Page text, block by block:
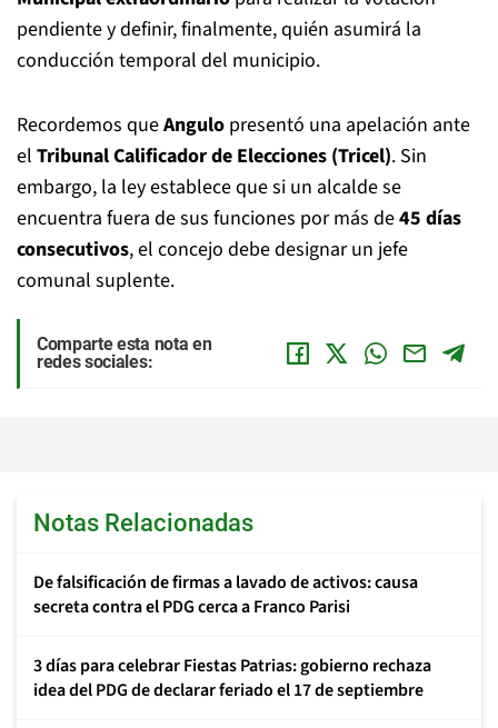
pendiente y definir, finalmente, quién asumirá la
conducción temporal del municipio.
Recordemos queAngulo presentó una apelación ante
el Tribunal Calificador de Elecciones (Tricel). Sin
embargo, la ley establece que si un alcalde se
encuentra fuera de sus funciones por más de45 días
consecutivos, el concejo debe designar un jefe
comunal suplente.
Comparte esta nota en
redes sociales:
Notas Relacionadas
De falsificación de firmas a lavado de activos: causa
secreta contra el PDG cerca a Franco Parisi
3 días para celebrar Fiestas Patrias: gobierno rechaza
idea del PDG de declarar feriado el 17 de septiembre